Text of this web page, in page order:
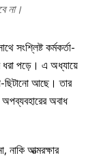
না।
সংশ্লিষ্ট কর্মকর্তা-
ধরা পড়ে। এ অধ্যায়ে
আছে। তার
অবাধ
আত্মরক্ষার